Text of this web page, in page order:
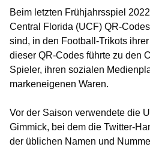
Beim letzten Frühjahrsspiel
Central Florida (UCF) QR-
sind, in den Football-Trikots
dieser QR-Codes führte zu den
Spieler, ihren sozialen
markeneigenen Waren.
Vor der Saison verwendete die
Gimmick, bei dem die Twitter-
der üblichen Namen und